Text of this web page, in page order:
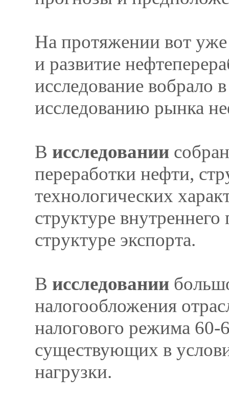
На протяжении вот
и развитие
исследование вобрало
исследованию рынка
В исследовании
переработки нефти,
технологических
структуре
структуре экспорта.
В исследовании
налогообложения
налогового режима 60-
существующих в
нагрузки.